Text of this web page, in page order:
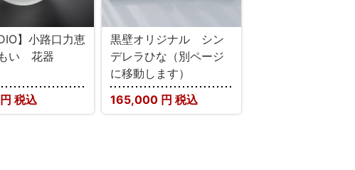
】小路口力恵
い 花器
円 税込
黒壁オリジナル シン
デレラひな（別ページ
に移動します）
165,000 円 税込